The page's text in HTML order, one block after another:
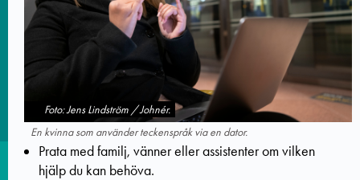
Foto: Jens Lindström / Johnér.
En kvinna som använder teckenspråk via en dator.
Prata med familj, vänner eller assistenter om vilken
hjälp du kan behöva.